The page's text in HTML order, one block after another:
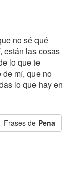
no sé qué
están las cosas
lo que te
de mí, que no
lo que hay en
Frases de Pena